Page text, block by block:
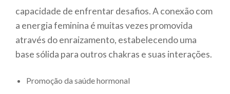
capacidade de enfrentar desafios. A conexão com
a energia feminina é muitas vezes promovida
através do enraizamento, estabelecendo uma
base sólida para outros chakras e suas interações.
Promoção da saúde hormonal